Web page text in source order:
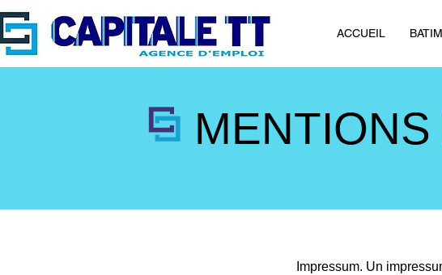
ACCUEIL
Impressum. Un